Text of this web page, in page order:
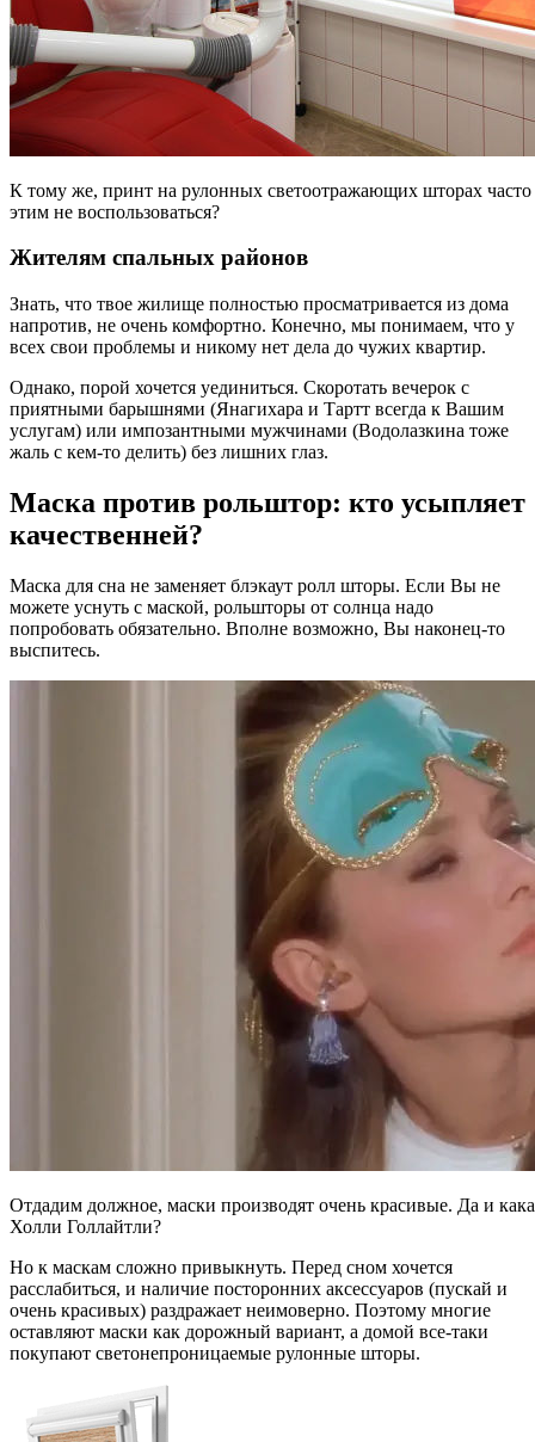
К тому же, принт на рулонных светоотражающих шторах
этим не воспользоваться?
Жителям спальных районов
Знать, что твое жилище полностью просматривается из дома
напротив, не очень комфортно. Конечно, мы понимаем, что у
всех свои проблемы и никому нет дела до чужих квартир.
Однако, порой хочется уединиться. Скоротать вечерок с
приятными барышнями (Янагихара и Тартт всегда к Вашим
услугам) или импозантными мужчинами (Водолазкина тоже
жаль с кем-то делить) без лишних глаз.
Маска против рольштор: кто усыпляет
качественней?
Маска для сна не заменяет блэкаут ролл шторы. Если Вы не
можете уснуть с маской, рольшторы от солнца надо
попробовать обязательно. Вполне возможно, Вы наконец-то
выспитесь.
Отдадим должное, маски производят очень красивые. Да и
Холли Голлайтли?
Но к маскам сложно привыкнуть. Перед сном хочется
расслабиться, и наличие посторонних аксессуаров (пускай и
очень красивых) раздражает неимоверно. Поэтому многие
оставляют маски как дорожный вариант, а домой все-таки
покупают светонепроницаемые рулонные шторы.